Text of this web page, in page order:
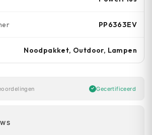
PP6363EV
Noodpakket, Outdoor, Lampen
Gecertificeerd